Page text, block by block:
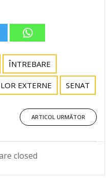
ÎNTREBARE
EXTERNE SENAT
PostARTICOL URMĂTOR
closed